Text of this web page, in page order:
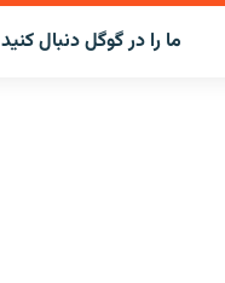
ما را در گوگل دنبال کنید